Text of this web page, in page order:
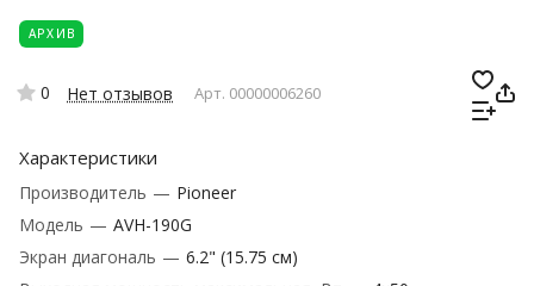
АРХИВ
0 Нет отзывов Арт. 00000006260
Характеристики
Производитель — Pioneer
Модель — AVH-190G
Экран диагональ — 6.2" (15.75 см)